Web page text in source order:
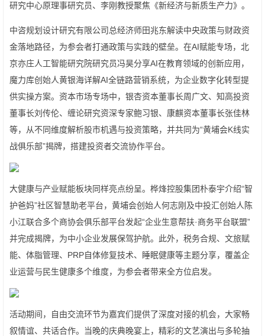
研究中心原理事研究员、李刚教授聚焦《新经济与新质生产力》。
中咨规划设计研究有限公司总经济师田兆东解读中央政策与财政资
金落地路径，为参会者打通政策与实践的壁垒。在AI赋能专场，北
京亦庄人工智能研究院研究员冯昊分享AI在教育领域的创新应用，
魔力库创始人黄银海详解AI全链路营销系统，为企业数字化转型提
供实操方案。资本市场专场中，银杏资本董事长周广文、知高投资
董事长刘传伦、缠论研究资深专家鲍习银、康麒资本董事长张佳林
等，从不同维度解析股市机遇与投资策略，并共同为“黄埔会K线实
战俱乐部”揭牌，搭建投资者交流协作平台。
大健康与产业赋能板块同样亮点纷呈。桦烽控股集团朴泰宇介绍“智
护爸妈”社区智慧助老平台，黄埔会创始人何志刚及中投汇创始人陈
小江联合多个商协会俱乐部平台发起“企业生意帮扶·商务平台联盟”
并完成揭牌，为中小企业发展保驾护航。此外，税务合规、文旅赋
能、体脂管理、PRP自体修复技术、睡眠健康等主题分享，覆盖企
业运营与民生健康多个维度，为参会者带来全方位启发。
活动期间，自由交流环节为嘉宾们提供了深度对接的机会，大家畅
叙情谊、共话合作。当晚的庆典晚宴上，精彩的文艺演出与多轮抽